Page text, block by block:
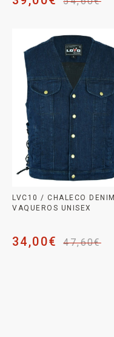
LVC10 / CHALECO DENIM
VAQUEROS UNISEX
47,60€
34,00€